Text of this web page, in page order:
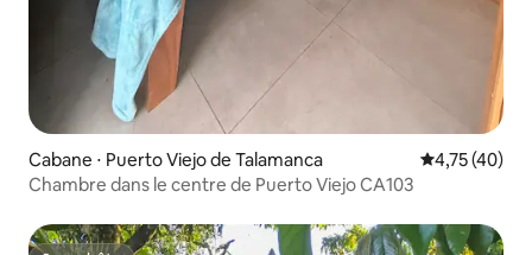
Cabane ⋅ Puerto Viejo de Talamanca Évaluation
4,75 (40)
Chambre dans le centre de Puerto Viejo CA103